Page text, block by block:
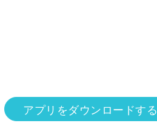
アプリをダウンロードする